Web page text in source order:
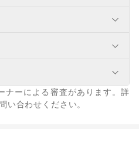
/メガネ・アイウェア/ 腕時計/
ョン雑貨/ 和服・着物
ナーによる審査があります。詳
い合わせください。